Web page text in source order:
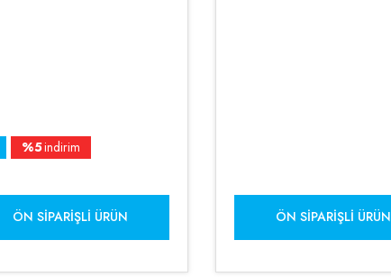
%5indirim
ÖN SIPARIŞLI ÜRÜN ÖN SIPARIŞLI ÜRÜN